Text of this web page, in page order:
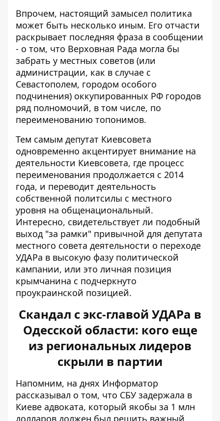
Впрочем, настоящий замысел политика
может быть несколько иным. Его отчасти
раскрывает последняя фраза в сообщении
- о том, что Верховная Рада могла бы
забрать у местных советов (или
администрации, как в случае с
Севастополем, городом особого
подчинения) оккупированных РФ городов
ряд полномочий, в том числе, по
переименованию топонимов.
Тем самым депутат Киевсовета
одновременно акцентирует внимание на
деятельности Киевсовета, где процесс
переименования продолжается с 2014
года, и переводит деятельность
собственной политсилы с местного
уровня на общенациональный.
Интересно, свидетельствует ли подобный
выход "за рамки" привычной для депутата
местного совета деятельности о переходе
УДАРа в высокую фазу политической
кампании, или это личная позиция
крымчанина с подчеркнуто
проукраинской позицией.
Скандал с экс-главой УДАРа в
Одесской области: кого еще
из региональных лидеров
скрыли в партии
Напомним, на днях Информатор
рассказывал о том, что СБУ задержала в
Киеве адвоката, который якобы за 1 млн
долларов должен был решить важный